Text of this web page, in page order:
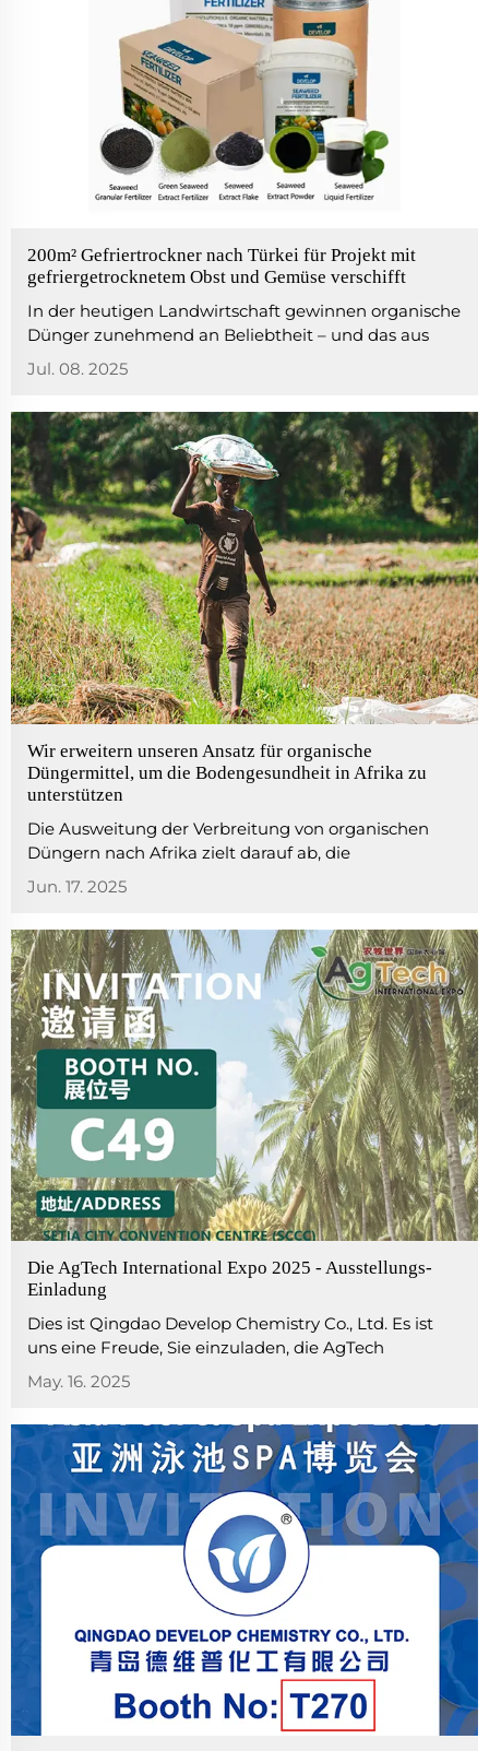
200m² Gefriertrockner nach Türkei für Projekt mit
gefriergetrocknetem Obst und Gemüse verschifft
In der heutigen Landwirtschaft gewinnen organische
Dünger zunehmend an Beliebtheit – und das aus
gutem Grund. Im Gegensatz zu synthetischen
natürlichen Materialien wie Kompost, Seetang und
Pflanzenrückständen. Diese Zutaten versorgen nicht
nur Ihre C...
Jul. 08. 2025
Wir erweitern unseren Ansatz für organische
Düngermittel, um die Bodengesundheit in Afrika zu
unterstützen
Die Ausweitung der Verbreitung von organischen
Düngern nach Afrika zielt darauf ab, die
Bodengesundheit zu verbessern, nachhaltige
Jun. 17. 2025
Die AgTech International Expo 2025 - Ausstellungs-
Einladung
Dies ist Qingdao Develop Chemistry Co., Ltd. Es ist
uns eine Freude, Sie einzuladen, die AgTech
International Expo 2025 zu besuchen, die vom 21. bis
23. Mai 2025 im SETIA CITY CONVENTION CENTRE
(SCCC), Nr. 1, Jalan Setia Dagang AG U13/ AG
stattfinden wird...
May. 16. 2025